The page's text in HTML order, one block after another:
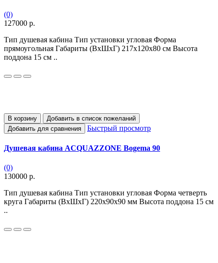
(0)
127000 р.
Тип душевая кабина Тип установки угловая Форма
прямоугольная Габариты (ВхШхГ) 217х120х80 см Высота
поддона 15 см ..
В корзину
Добавить в список пожеланий
Добавить для сравнения
Быстрый просмотр
Душевая кабина ACQUAZZONE Bogema 90
(0)
130000 р.
Тип душевая кабина Тип установки угловая Форма четверть
круга Габариты (ВхШхГ) 220х90х90 мм Высота поддона 15 см
..